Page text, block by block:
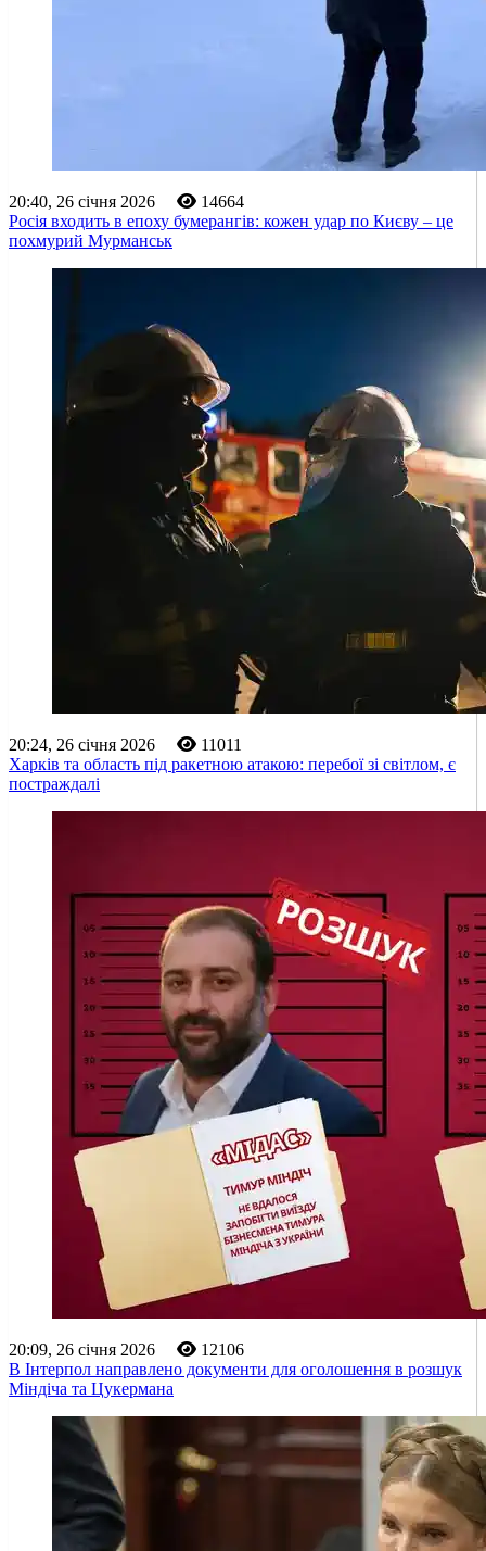
20:40, 26 січня 2026
14664
Росія входить в епоху бумерангів: кожен удар по Києву – це
похмурий Мурманськ
20:24, 26 січня 2026
11011
Харків та область під ракетною атакою: перебої зі світлом, є
постраждалі
20:09, 26 січня 2026
12106
В Інтерпол направлено документи для оголошення в розшук
Міндіча та Цукермана